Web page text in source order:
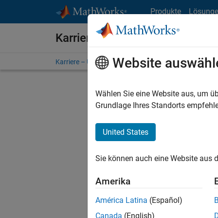
Produkte
Karriere bei MathWorks
Karriere – Übersicht Stellensuche
FILTER:
Stellen
Es
Region
Website
Wählen Sie eine Website aus, um
Grundlage Ihres Standorts
United States
Sie können auch eine Website aus
Amerika
América Latina (Español)
Canada (English)